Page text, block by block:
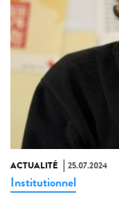
ACTUALITÉ 25.07.2024
Institutionnel